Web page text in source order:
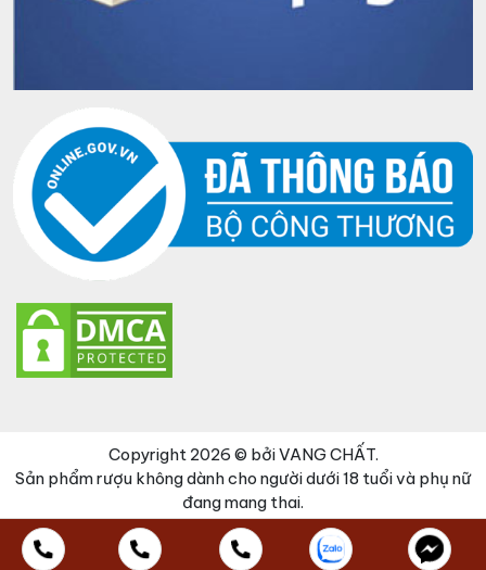
Copyright 2026 © bởi VANG CHẤT.
Sản phẩm rượu không dành cho người dưới 18 tuổi và phụ nữ
đang mang thai.
Đã thêm sản phẩm vào giỏ hàng Thanh toán